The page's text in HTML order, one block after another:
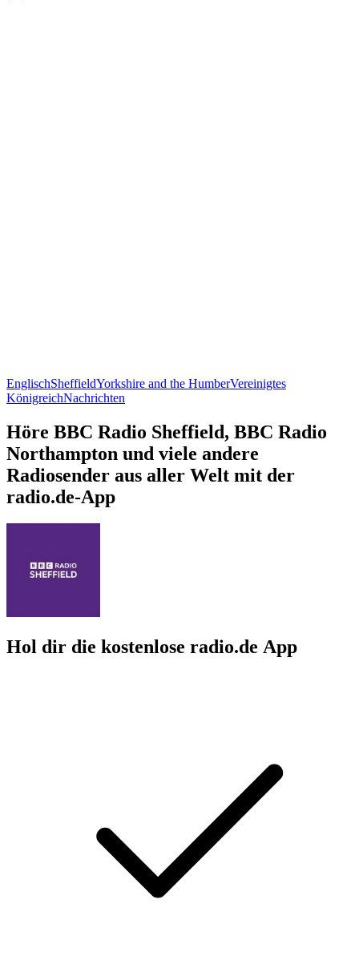
EnglischSheffieldYorkshire and the HumberVereinigtes
KönigreichNachrichten
Höre BBC Radio Sheffield, BBC Radio
Northampton und viele andere
Radiosender aus aller Welt mit der
radio.de-App
Hol dir die kostenlose radio.de App